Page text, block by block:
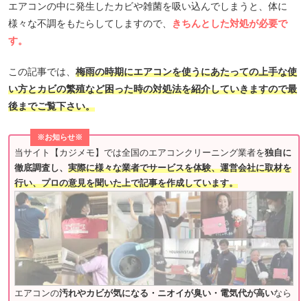
エアコンの中に発生したカビや雑菌を吸い込んでしまうと、体に
様々な不調をもたらしてしますので、
きちんとした対処が必要で
す。
この記事では、 梅雨の時期にエアコンを使うにあたっての上手な使
い方とカビの繁殖など困った時の対処法を紹介していきますので最
後までご覧下さい。
※お知らせ※
当サイト【カジメモ】では全国のエアコンクリーニング業者を独自に
徹底調査し、 実際に様々な業者でサービスを体験、運営会社に取材を
行い、プロの意見を聞いた上で記事を作成しています。
エアコンの汚れやカビが気になる・ニオイが臭い・電気代が高いなら